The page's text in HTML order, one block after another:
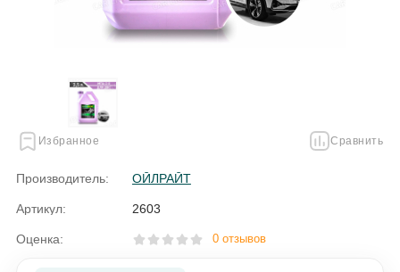
Избранное Сравнить
Производитель: ОЙЛРАЙТ
Артикул: 2603
Оценка: 0 отзывов